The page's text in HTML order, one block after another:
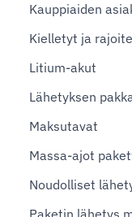
Kauppiaiden
Kielletyt ja
Litium-akut
Lähetyksen
Maksutavat
Massa-ajot
Noudolliset
Paketin lähetys